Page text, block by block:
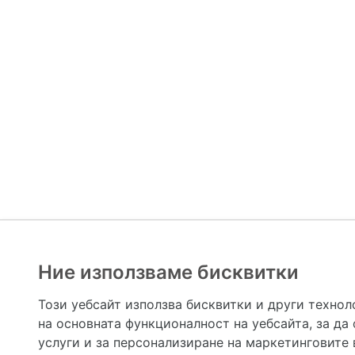
предназначена да служи само и единствено за
допълване на данните и за коригиране на
Ние използваме бисквитки
Този уебсайт използва бисквитки и други
на основната функционалност на уебсайта, за да
услуги и за персонализиране на